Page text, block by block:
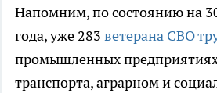
Напомним, по состоянию на
года, уже 283 ветерана СВО
промышленных
транспорта, аграрном и